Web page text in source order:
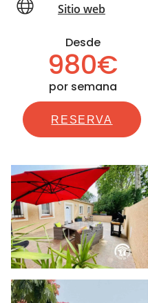
Sitio web
Desde
980€
por semana
RESERVA